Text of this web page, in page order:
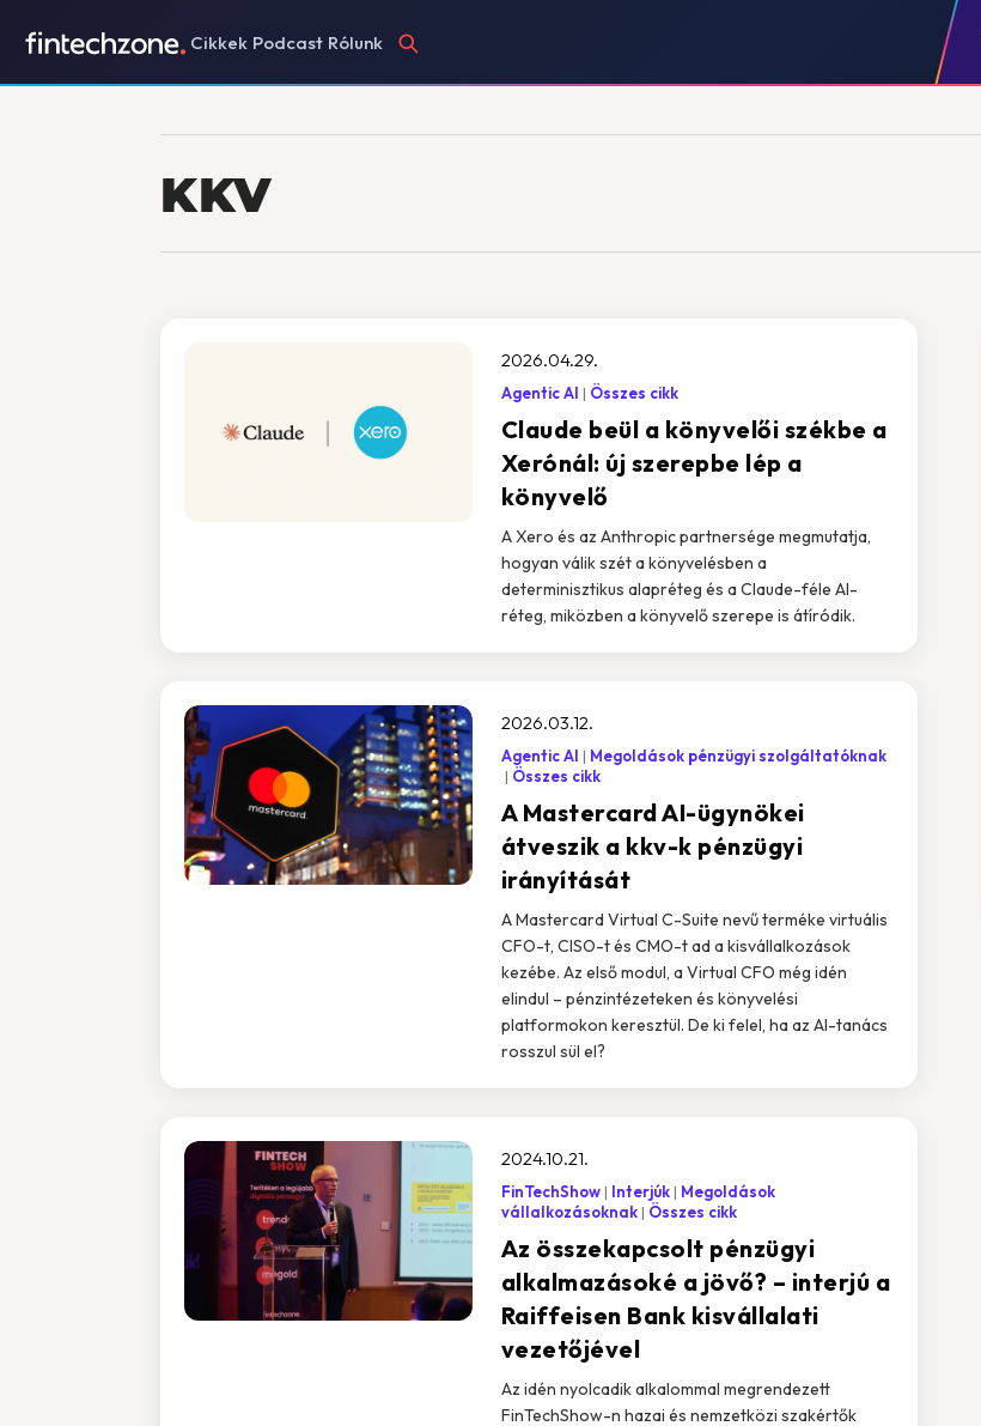
Cikkek Podcast Rólunk
KKV
Claude beül a könyvelői székbe a
Xerónál: új szerepbe lép a
könyvelő
2026.04.29.
Agentic AI Összes cikk
A Xero és az Anthropic partnersége megmutatja,
hogyan válik szét a könyvelésben a
determinisztikus alapréteg és a Claude-féle AI-
réteg, miközben a könyvelő szerepe is átíródik.
A Mastercard AI-ügynökei
átveszik a kkv-k pénzügyi
irányítását
2026.03.12.
Agentic AI
Megoldások pénzügyi szolgáltatóknak
Összes cikk
A Mastercard Virtual C-Suite nevű terméke virtuális
CFO-t, CISO-t és CMO-t ad a kisvállalkozások
kezébe. Az első modul, a Virtual CFO még idén
elindul – pénzintézeteken és könyvelési
platformokon keresztül. De ki felel, ha az AI-tanács
rosszul sül el?
Az összekapcsolt pénzügyi
alkalmazásoké a jövő? – interjú a
Raiffeisen Bank kisvállalati
vezetőjével
2024.10.21.
FinTechShow Interjúk
Megoldások
vállalkozásoknak
Összes cikk
Az idén nyolcadik alkalommal megrendezett
FinTechShow-n hazai és nemzetközi szakértők